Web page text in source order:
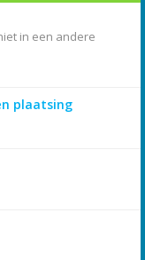
in een andere
plaatsing